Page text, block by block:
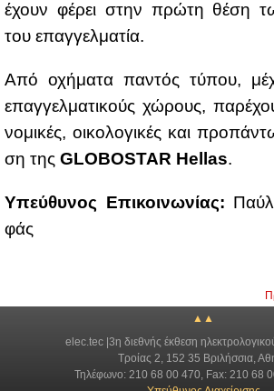
έχουν φέ­ρει στην πρώ­τη θέ­ση
του επαγ­γελ­μα­τία.
Από οχή­μα­τα πα­ντός τύ­που,
επαγ­γελ­μα­τι­κούς χώ­ρους,
νο­μι­κές, οι­κο­λο­γι­κές και
ση της GLOBOSTAR Hellas.
Yπεύ­θυ­νος Επι­κοι­νω­νί­ας:
φάς
▲▲
elec.tec |3η διεθνής έκθεση
Τροίας 2, 152 35 Βριλήσσια,
Τηλέφωνο: 210 68 00 470, Fax: 210 68